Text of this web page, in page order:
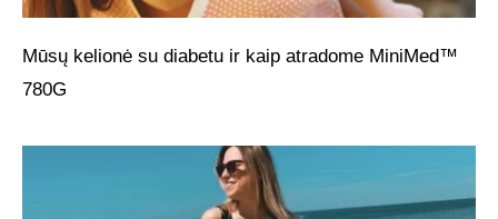
Mūsų kelionė su diabetu ir kaip atradome MiniMed™
780G